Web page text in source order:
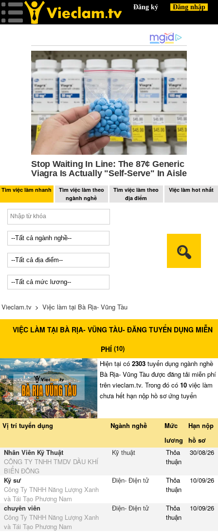
Tìm việc làm nhanh
Tìm việc làm theo
ngành nghề
Tìm việc làm theo
địa điểm
Việc làm hot nhất
Vieclam.tv > Việc làm tại Bà Rịa- Vũng Tàu
VIỆC LÀM TẠI BÀ RỊA- VŨNG TÀU- ĐĂNG TUYỂN DỤNG MIỄN
PHÍ (10)
Hiện tại có 2303 tuyển dụng ngành nghề
Bà Rịa- Vũng Tàu được đăng tải miễn phí
trên vieclam.tv. Trong đó có 10 việc làm
chưa hết hạn nộp hồ sơ ứng tuyển
Vị trí tuyển dụng Ngành nghề
Mức
lương
Hạn nộp
hồ sơ
Nhân Viên Kỹ Thuật
CÔNG TY TNHH TMDV DẦU KHÍ
BIỂN ĐÔNG
Kỹ thuật
Thỏa
thuận
30/08/26
Kỹ sư
Công Ty TNHH Năng Lượng Xanh
và Tái Tạo Phương Nam
Điện- Điện tử
Thỏa
thuận
10/09/26
chuyên viên
Công Ty TNHH Năng Lượng Xanh
và Tái Tạo Phương Nam
Điện- Điện tử
Thỏa
thuận
10/09/26